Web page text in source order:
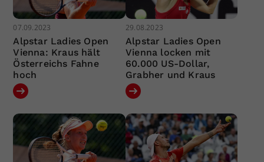
07.09.2023
Alpstar Ladies Open
Vienna: Kraus hält
Österreichs Fahne
hoch
29.08.2023
Alpstar Ladies Open
Vienna locken mit
60.000 US-Dollar,
Grabher und Kraus